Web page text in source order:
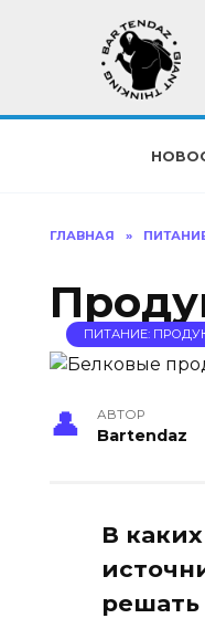
содержанию
ГЛАВНАЯ »
ПИТАНИЕ:
АВТОР
Bartendaz
В
решать